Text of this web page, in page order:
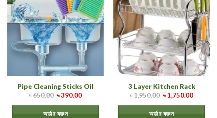
Pipe Cleaning Sticks Oil
৳650.00 ৳390.00
অর্ডার করুন
3 Layer Kitchen Rack
৳1,950.00 ৳1,750.00
অর্ডার করুন